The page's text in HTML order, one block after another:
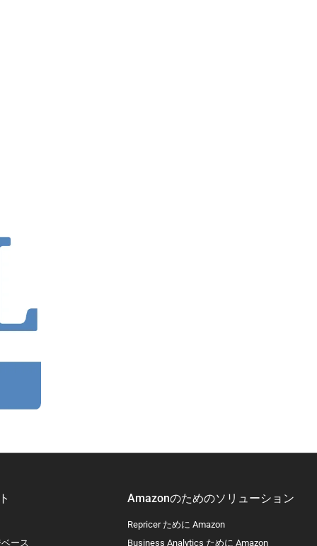
ース
Amazonのためのソリューション
Repricer ために Amazon
Business Analytics ために Amazon